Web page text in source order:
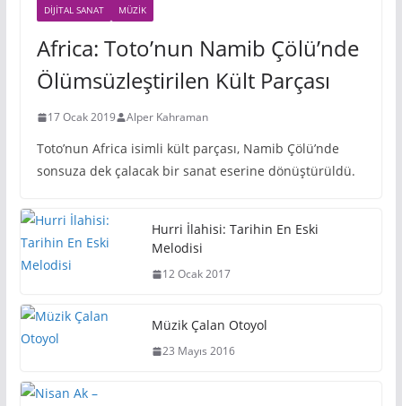
DIJITAL SANAT MÜZIK
Africa: Toto’nun Namib Çölü’nde
Ölümsüzleştirilen Kült Parçası
17 Ocak 2019 Alper Kahraman
Toto’nun Africa isimli kült parçası, Namib Çölü’nde
sonsuza dek çalacak bir sanat eserine dönüştürüldü.
Hurri İlahisi: Tarihin En Eski
Melodisi
12 Ocak 2017
Müzik Çalan Otoyol
23 Mayıs 2016